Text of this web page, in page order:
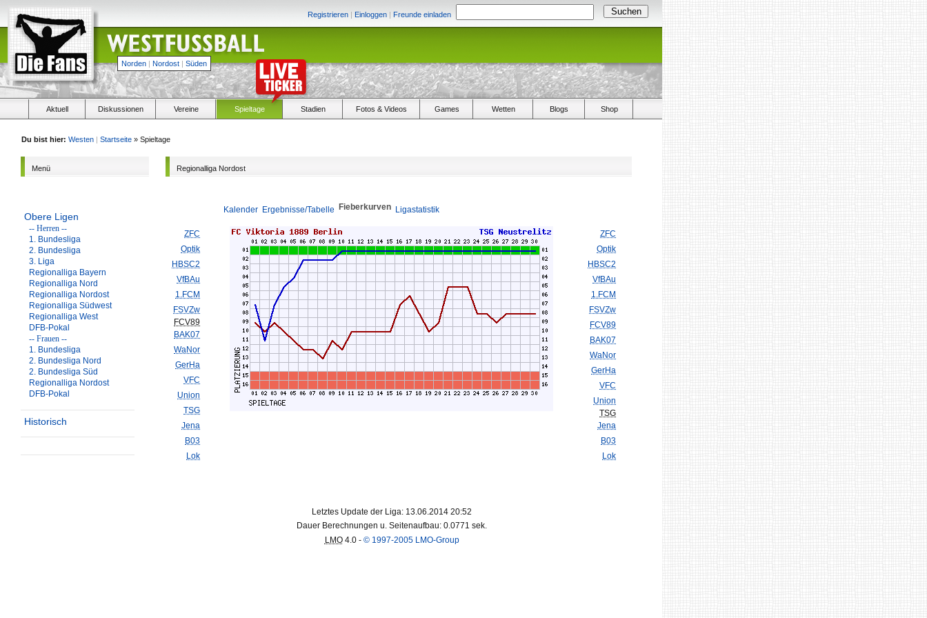
Registrieren | Einloggen | Freunde einladen
Norden | Nordost | Süden
Aktuell Diskussionen Vereine Spieltage Stadien Fotos & Videos Games Wetten Blogs Shop
Du bist hier: Westen | Startseite » Spieltage
Menü
Obere Ligen
-- Herren --
1. Bundesliga
2. Bundesliga
3. Liga
Regionalliga Bayern
Regionalliga Nord
Regionalliga Nordost
Regionalliga Südwest
Regionalliga West
DFB-Pokal
-- Frauen --
1. Bundesliga
2. Bundesliga Nord
2. Bundesliga Süd
Regionalliga Nordost
DFB-Pokal
Historisch
Regionalliga Nordost
Kalender Ergebnisse/Tabelle Fieberkurven Ligastatistik
ZFC
Optik
HBSC2
VfBAu
1.FCM
FSVZw
FCV89
BAK07
WaNor
GerHa
VFC
Union
TSG
Jena
B03
Lok
ZFC
Optik
HBSC2
VfBAu
1.FCM
FSVZw
FCV89
BAK07
WaNor
GerHa
VFC
Union
TSG
Jena
B03
Lok
Letztes Update der Liga: 13.06.2014 20:52
Dauer Berechnungen u. Seitenaufbau: 0.0771 sek.
LMO4.0 - © 1997-2005 LMO-Group